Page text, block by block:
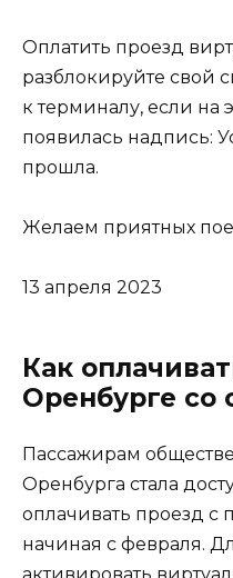
Оплатить проезд
разблокируйте свой
к терминалу, если на
появилась надпись:
прошла.
Желаем приятных
13 апреля 2023
Как
Оренбурге со
Пассажирам
Оренбурга стала
оплачивать проезд
начиная с февраля.